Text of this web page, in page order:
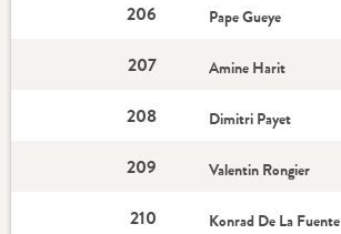
206 Pape Gueye
207 Amine Harit
208 Dimitri Payet
209 Valentin Rongier
210 Konrad De La Fuente